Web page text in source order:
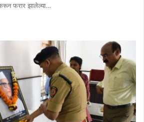
करून फरार झालेल्या…